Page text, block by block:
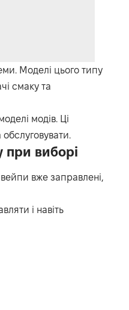
Моделі цього типу
смаку та
модів. Ці
при виборі
вейпи вже заправлені,
і навіть